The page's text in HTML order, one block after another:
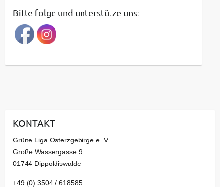
r
a
g
a
v
Bitte folge und unterstütze uns:
KONTAKT
Grüne Liga Osterzgebirge e. V.
Große Wassergasse 9
01744 Dippoldiswalde
+49 (0) 3504 / 618585